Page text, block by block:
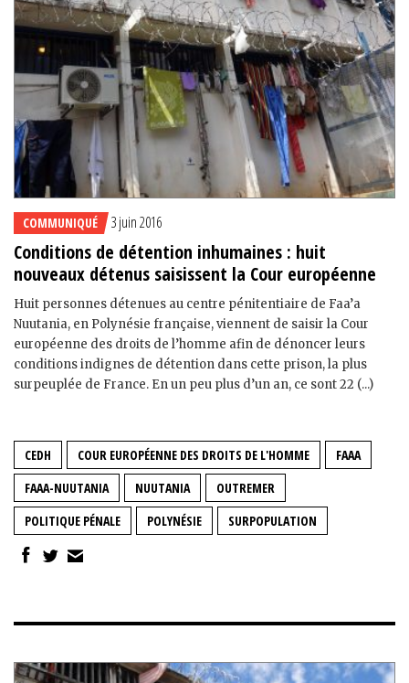
COMMUNIQUÉ 3 juin 2016
Conditions de détention inhumaines : huit
nouveaux détenus saisissent la Cour européenne
Huit personnes détenues au centre pénitentiaire de Faa’a
Nuutania, en Polynésie française, viennent de saisir la Cour
européenne des droits de l’homme afin de dénoncer leurs
conditions indignes de détention dans cette prison, la plus
surpeuplée de France. En un peu plus d’un an, ce sont 22 (...)
CEDH COUR EUROPÉENNE DES DROITS DE L'HOMME
FAAA
FAAA-NUUTANIA
NUUTANIA
OUTREMER
POLITIQUE PÉNALE
POLYNÉSIE SURPOPULATION